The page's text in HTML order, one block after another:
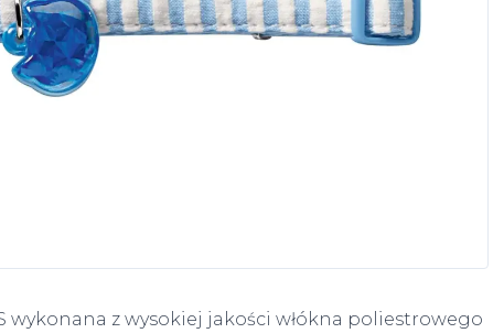
wykonana z wysokiej jakości włókna poliestrowego